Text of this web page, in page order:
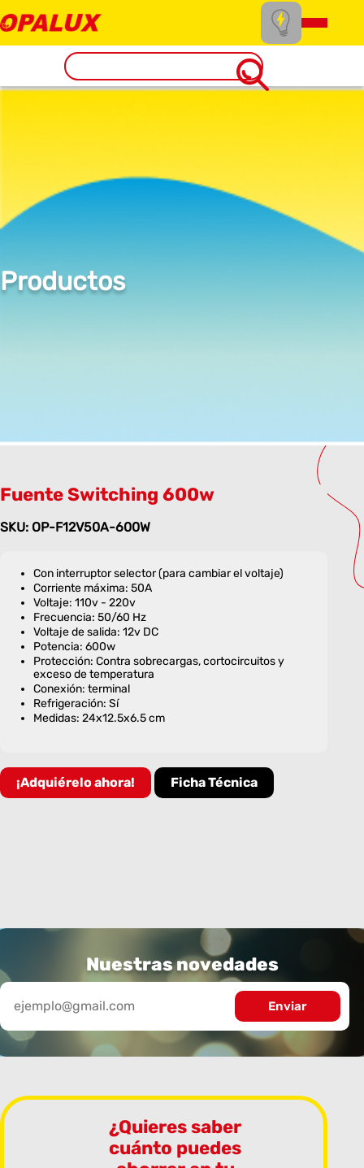
Productos
Fuente Switching 600w
SKU: OP-F12V50A-600W
Con interruptor selector (para cambiar el voltaje)
Corriente máxima: 50A
Voltaje: 110v - 220v
Frecuencia: 50/60 Hz
Voltaje de salida: 12v DC
Potencia: 600w
Protección: Contra sobrecargas, cortocircuitos y
exceso de temperatura
Conexión: terminal
Refrigeración: Sí
Medidas: 24x12.5x6.5 cm
¡Adquiérelo ahora! Ficha Técnica
Nuestras novedades
¿Quieres saber
cuánto puedes